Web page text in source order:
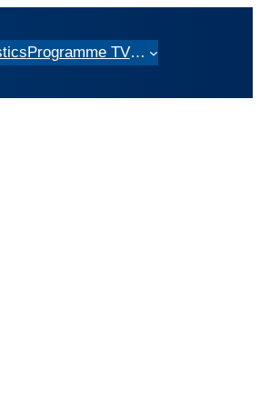
Programme TV…